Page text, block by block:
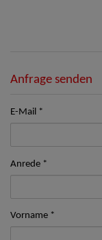
Anfrage senden
E-Mail
Anrede
Vorname